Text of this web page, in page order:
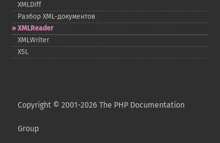
XMLDiff
Разбор XML-​документов
XMLReader
XMLWriter
XSL
Copyright © 2001-2026 The PHP Documentation
Group